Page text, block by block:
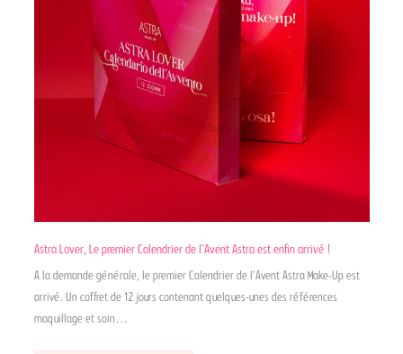
Astra Lover, Le premier Calendrier de l’Avent Astra est enfin arrivé !
A la demande générale, le premier Calendrier de l’Avent Astra Make-Up est
arrivé. Un coffret de 12 jours contenant quelques-unes des références
maquillage et soin…